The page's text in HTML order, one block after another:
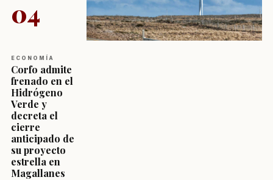
04
ECONOMÍA
Corfo admite
frenado en el
Hidrógeno
Verde y
decreta el
cierre
anticipado de
su proyecto
estrella en
Magallanes